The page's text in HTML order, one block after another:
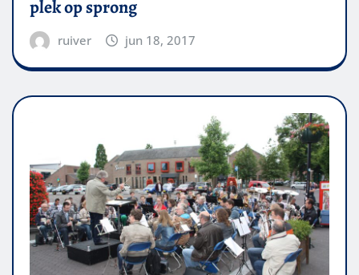
plek op sprong
ruiver jun 18, 2017